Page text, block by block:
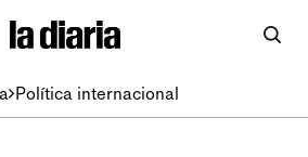
Política internacional